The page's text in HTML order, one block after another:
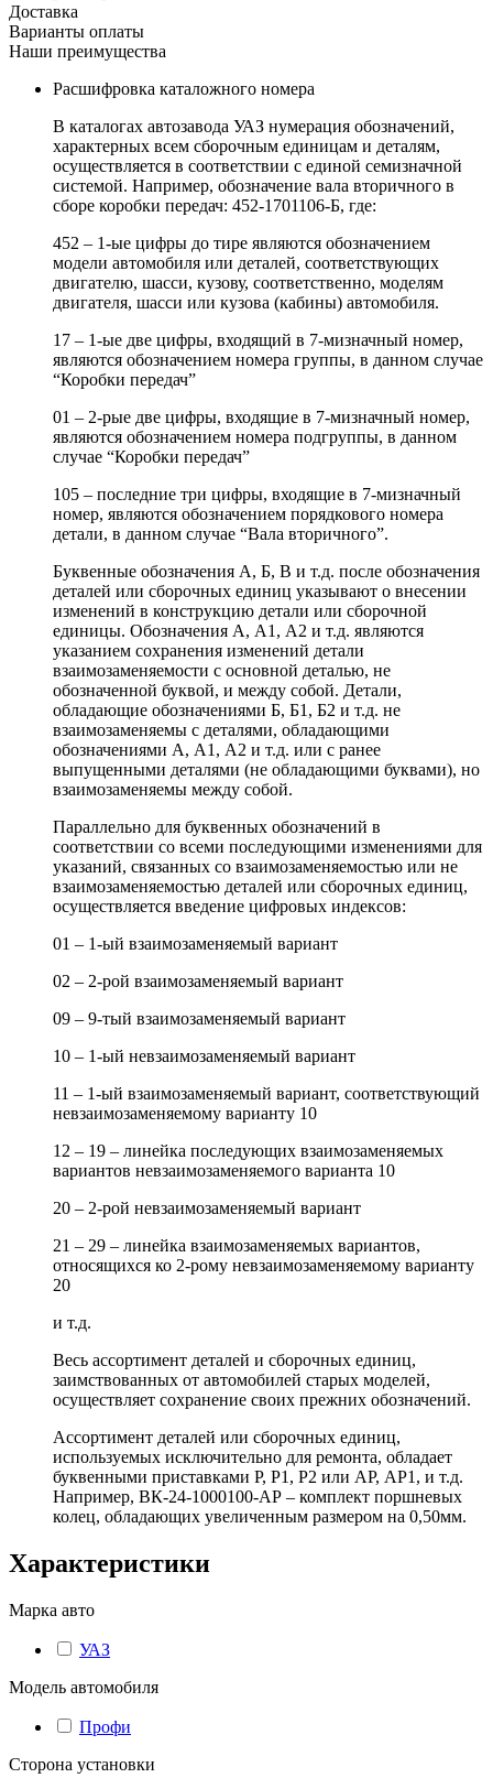
Доставка
Варианты оплаты
Наши преимущества
Расшифровка каталожного номера
В каталогах автозавода УАЗ нумерация обозначений,
характерных всем сборочным единицам и деталям,
осуществляется в соответствии с единой семизначной
системой. Например, обозначение вала вторичного в
сборе коробки передач: 452-1701106-Б, где:
452 – 1-ые цифры до тире являются обозначением
модели автомобиля или деталей, соответствующих
двигателю, шасси, кузову, соответственно, моделям
двигателя, шасси или кузова (кабины) автомобиля.
17 – 1-ые две цифры, входящий в 7-мизначный номер,
являются обозначением номера группы, в данном случае
“Коробки передач”
01 – 2-рые две цифры, входящие в 7-мизначный номер,
являются обозначением номера подгруппы, в данном
случае “Коробки передач”
105 – последние три цифры, входящие в 7-мизначный
номер, являются обозначением порядкового номера
детали, в данном случае “Вала вторичного”.
Буквенные обозначения А, Б, В и т.д. после обозначения
деталей или сборочных единиц указывают о внесении
изменений в конструкцию детали или сборочной
единицы. Обозначения А, А1, А2 и т.д. являются
указанием сохранения изменений детали
взаимозаменяемости с основной деталью, не
обозначенной буквой, и между собой. Детали,
обладающие обозначениями Б, Б1, Б2 и т.д. не
взаимозаменяемы с деталями, обладающими
обозначениями А, А1, А2 и т.д. или с ранее
выпущенными деталями (не обладающими буквами), но
взаимозаменяемы между собой.
Параллельно для буквенных обозначений в
соответствии со всеми последующими изменениями для
указаний, связанных со взаимозаменяемостью или не
взаимозаменяемостью деталей или сборочных единиц,
осуществляется введение цифровых индексов:
01 – 1-ый взаимозаменяемый вариант
02 – 2-рой взаимозаменяемый вариант
09 – 9-тый взаимозаменяемый вариант
10 – 1-ый невзаимозаменяемый вариант
11 – 1-ый взаимозаменяемый вариант, соответствующий
невзаимозаменяемому варианту 10
12 – 19 – линейка последующих взаимозаменяемых
вариантов невзаимозаменяемого варианта 10
20 – 2-рой невзаимозаменяемый вариант
21 – 29 – линейка взаимозаменяемых вариантов,
относящихся ко 2-рому невзаимозаменяемому варианту
20
и т.д.
Весь ассортимент деталей и сборочных единиц,
заимствованных от автомобилей старых моделей,
осуществляет сохранение своих прежних обозначений.
Ассортимент деталей или сборочных единиц,
используемых исключительно для ремонта, обладает
буквенными приставками Р, Р1, Р2 или АР, АР1, и т.д.
Например, ВК-24-1000100-АР – комплект поршневых
колец, обладающих увеличенным размером на 0,50мм.
Характеристики
Марка авто
УАЗ
Модель автомобиля
Профи
Сторона установки